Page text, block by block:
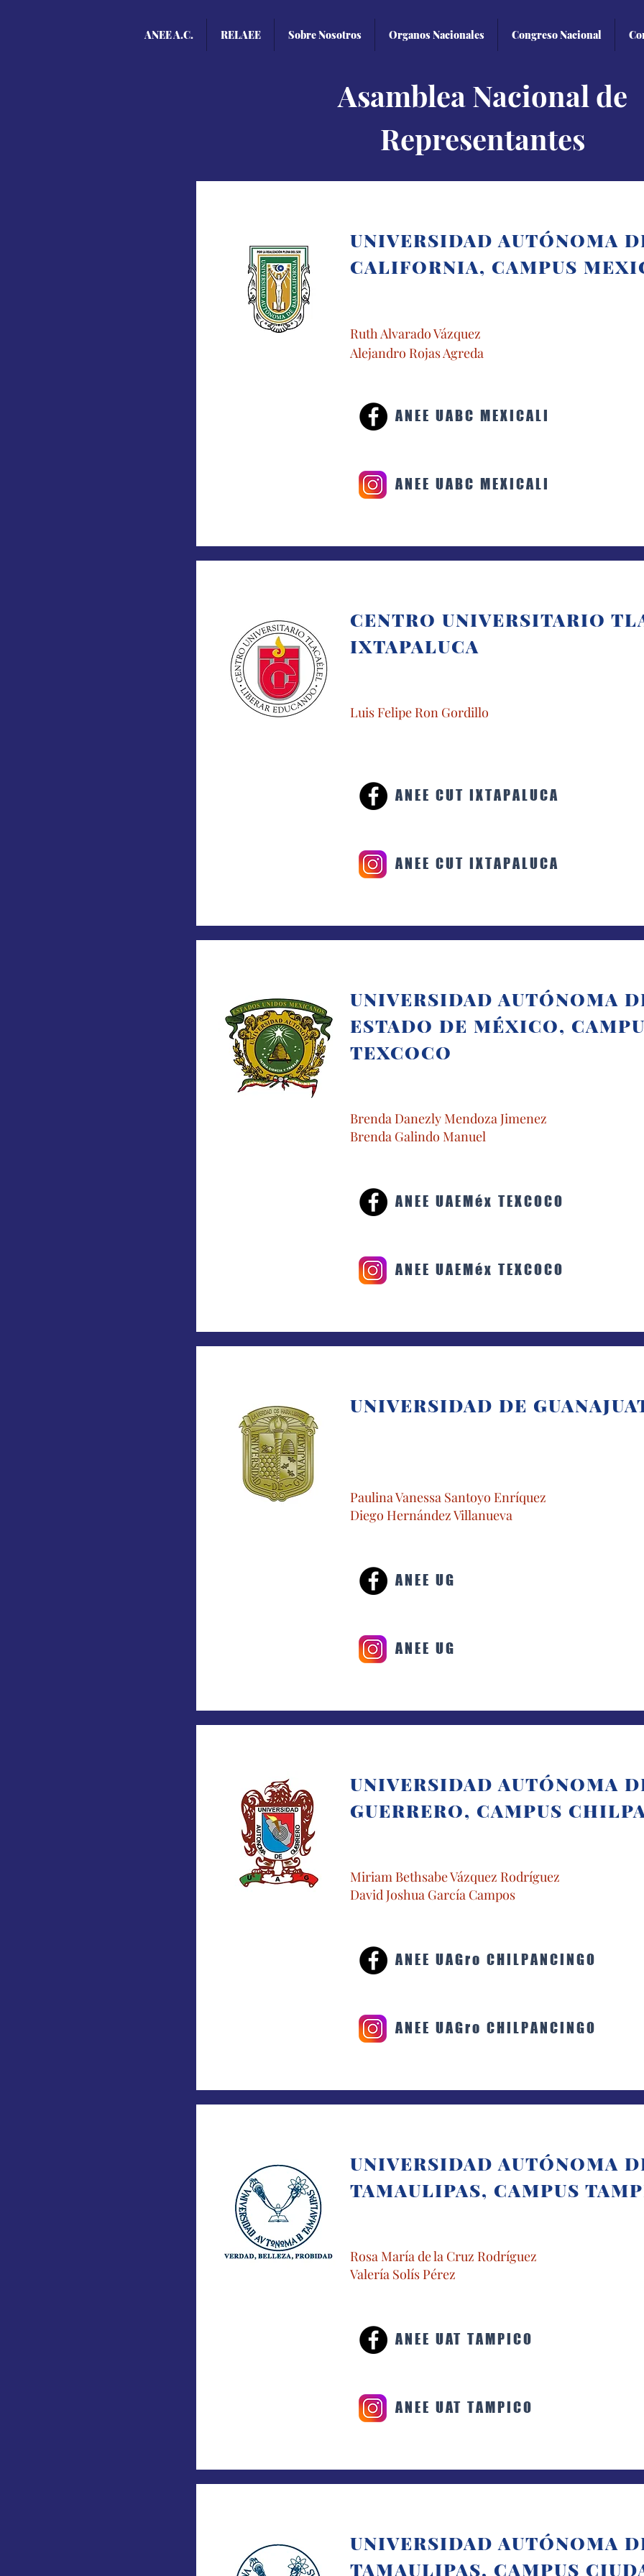
ANEE A.C. RELAEE Sobre Nosotros Organos Nacionales Congreso Nacional
Asamblea Nacional de
Representantes
UNIVERSIDAD AUTÓNOMA
CALIFORNIA, CAMPUS
Ruth Alvarado Vázquez
Alejandro Rojas Agreda
ANEE UABC MEXICALI
ANEE UABC MEXICALI
CENTRO UNIVERSITARIO
IXTAPALUCA
Luis Felipe Ron Gordillo
ANEE CUT IXTAPALUCA
ANEE CUT IXTAPALUCA
UNIVERSIDAD AUTÓNOMA
ESTADO DE MÉXICO,
TEXCOCO
Brenda Danezly Mendoza Jimenez
Brenda Galindo Manuel
ANEE UAEMéx TEXCOCO
ANEE UAEMéx TEXCOCO
UNIVERSIDAD DE
Paulina Vanessa Santoyo Enríquez
Diego Hernández Villanueva
ANEE UG
ANEE UG
UNIVERSIDAD AUTÓNOMA
GUERRERO, CAMPUS
Miriam Bethsabe Vázquez Rodríguez
David Joshua García Campos
ANEE UAGro CHILPANCINGO
ANEE UAGro CHILPANCINGO
UNIVERSIDAD AUTÓNOMA
TAMAULIPAS, CAMPUS
Rosa María de la Cruz Rodríguez
Valería Solís Pérez
ANEE UAT TAMPICO
ANEE UAT TAMPICO
UNIVERSIDAD AUTÓNOMA
TAMAULIPAS, CAMPUS